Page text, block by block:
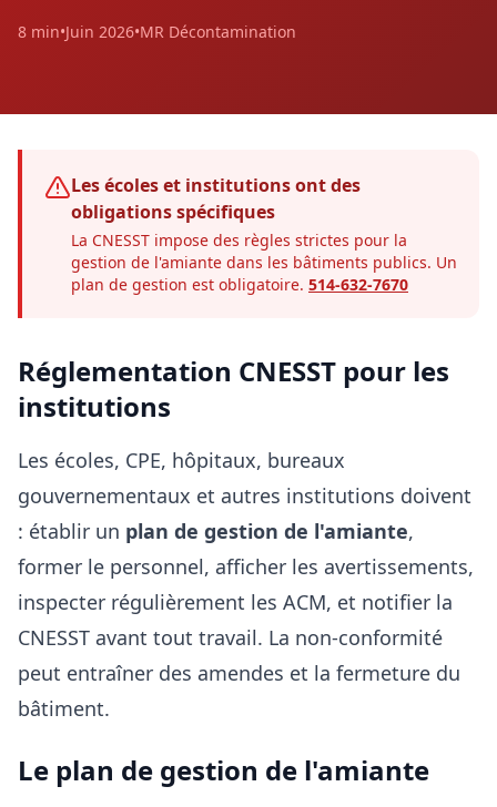
8 min•Juin 2026•MR Décontamination
Les écoles et institutions ont des
obligations spécifiques
La CNESST impose des règles strictes pour la
gestion de l'amiante dans les bâtiments publics. Un
plan de gestion est obligatoire. 514-632-7670
Réglementation CNESST pour les
institutions
Les écoles, CPE, hôpitaux, bureaux
gouvernementaux et autres institutions doivent
: établir un plan de gestion de l'amiante,
former le personnel, afficher les avertissements,
inspecter régulièrement les ACM, et notifier la
CNESST avant tout travail. La non-conformité
peut entraîner des amendes et la fermeture du
bâtiment.
Le plan de gestion de l'amiante